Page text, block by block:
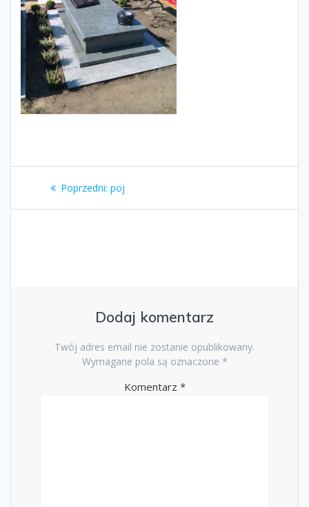
Nawigacja
wpisu
Poprzedni: Poprzedni
poj
Dodaj komentarz
Twój adres email nie zostanie opublikowany.
Wymagane pola są oznaczone *
Komentarz *